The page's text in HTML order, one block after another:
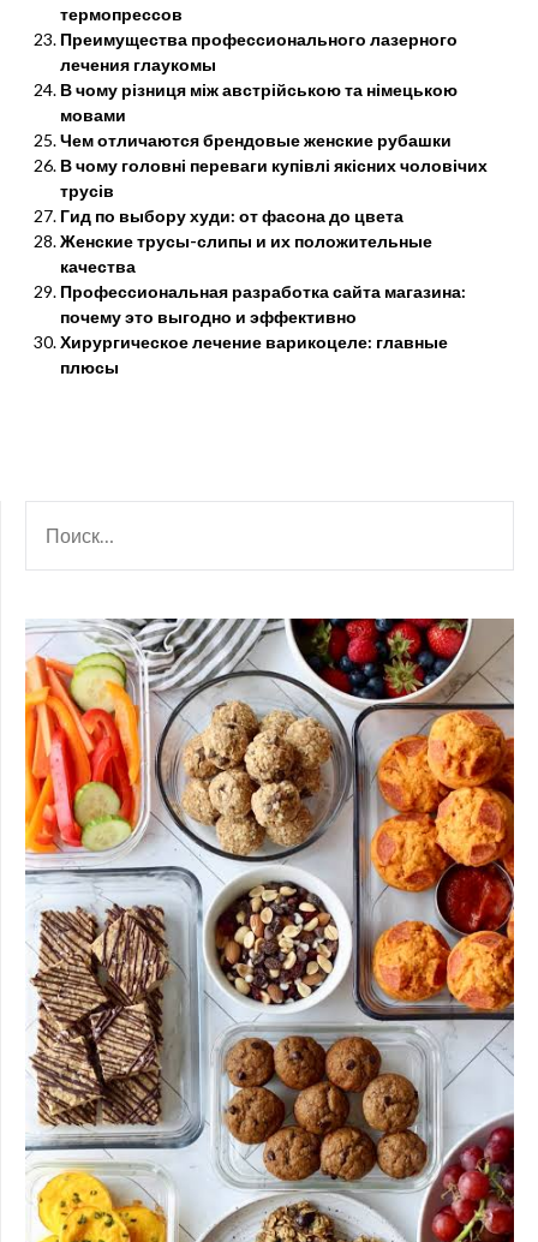
термопрессов
Преимущества профессионального лазерного
лечения глаукомы
В чому різниця між австрійською та німецькою
мовами
Чем отличаются брендовые женские рубашки
В чому головні переваги купівлі якісних чоловічих
трусів
Гид по выбору худи: от фасона до цвета
Женские трусы-слипы и их положительные
качества
Профессиональная разработка сайта магазина:
почему это выгодно и эффективно
Хирургическое лечение варикоцеле: главные
плюсы